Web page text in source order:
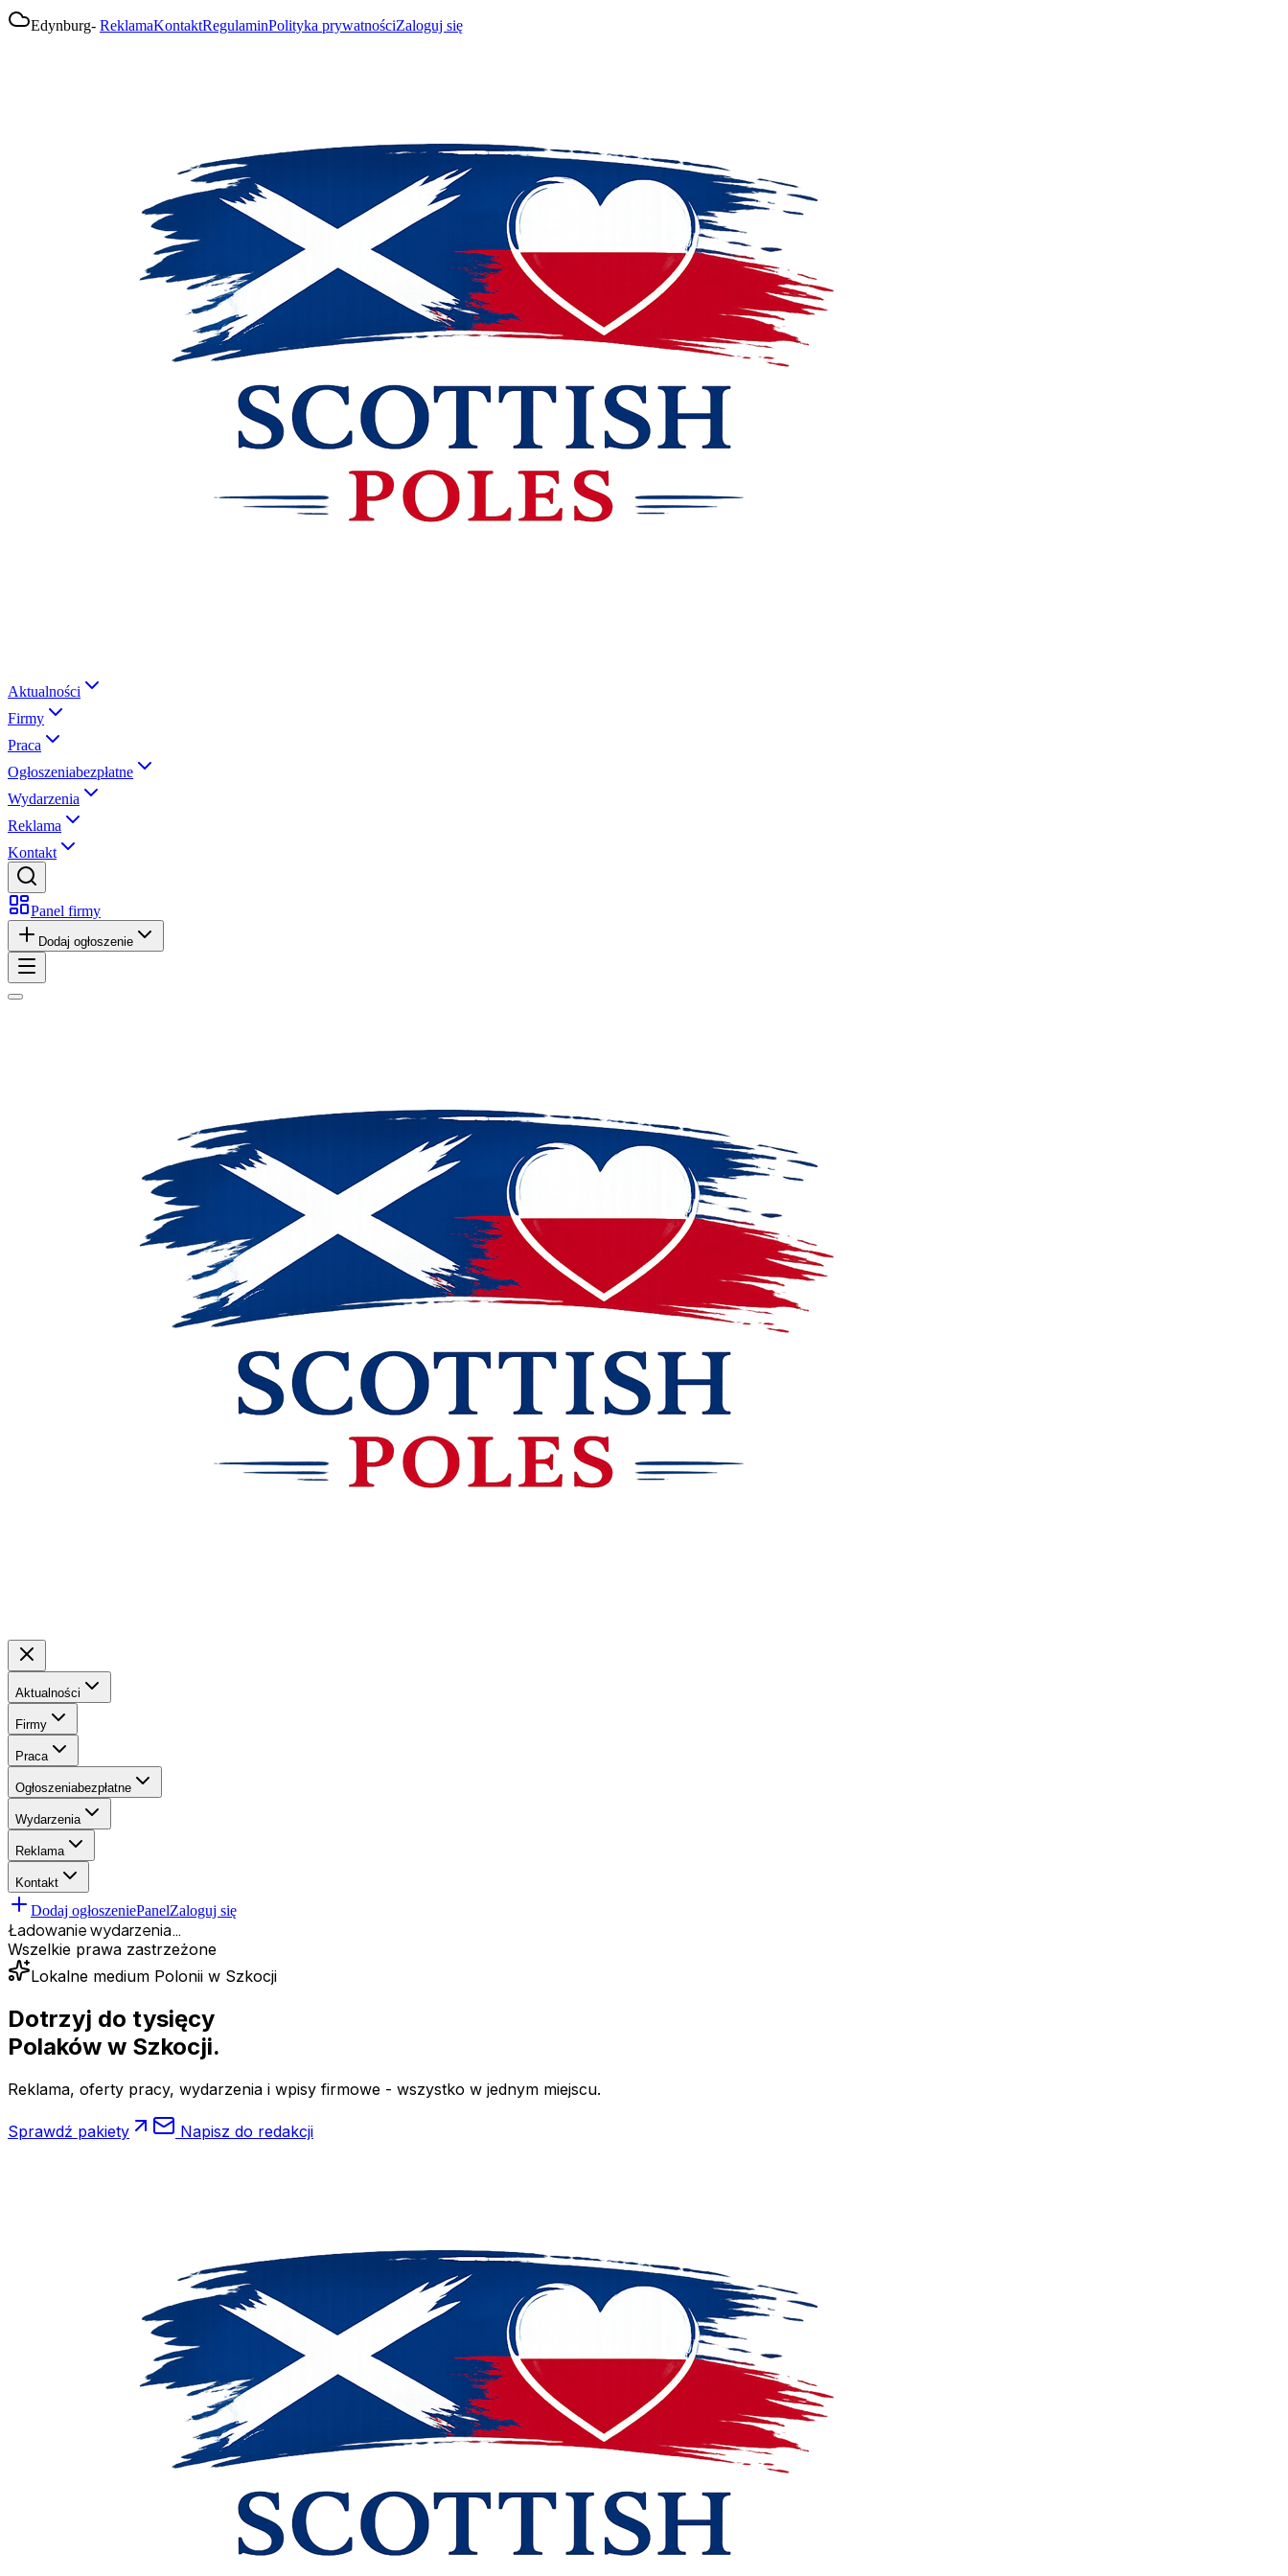
Edynburg- ReklamaKontaktRegulaminPolityka prywatnościZaloguj się
Aktualności
Firmy
Praca
Ogłoszeniabezpłatne
Wydarzenia
Reklama
Kontakt
Panel firmy
Dodaj ogłoszenie
Aktualności
Firmy
Praca
Ogłoszeniabezpłatne
Wydarzenia
Reklama
Kontakt
Dodaj ogłoszeniePanelZaloguj się
Ładowanie wydarzenia…
Wszelkie prawa zastrzeżone
Lokalne medium Polonii w Szkocji
Dotrzyj do tysięcy
Polaków w Szkocji.
Reklama, oferty pracy, wydarzenia i wpisy firmowe - wszystko w jednym miejscu.
Sprawdź pakiety Napisz do redakcji